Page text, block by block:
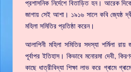
প্রশাসনিক নির্দেশে বিতাড়িত হন। আরেক
জাগায় সেই আশা। ১৯১৬ সালে কবি জ্যেষ্ঠ
মহিলা সমিতির প্রতিষ্ঠা করেন।
আলাপিনী মহিলা সমিতির সদস্যা শর্মিলা রায়
পূর্বাপর ইতিহাস। কিভাবে মনোরমা দেবী,
কাছে ধাত্রীবিদ্যা শিক্ষা লাভ করে গ্ৰামে